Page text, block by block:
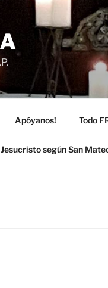
Apóyanos! Todo
según San